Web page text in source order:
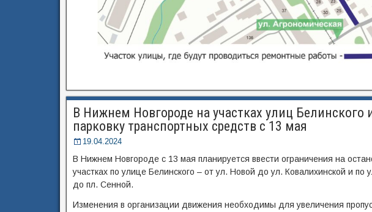
В Нижнем Новгороде на участках улиц Белинского
парковку транспортных средств с 13 мая
19.04.2024
В Нижнем Новгороде с 13 мая планируется ввести ограничения на
участках по улице Белинского – от ул. Новой до ул. Ковалихинской и по
до пл. Сенной.
Изменения в организации движения необходимы для увеличения